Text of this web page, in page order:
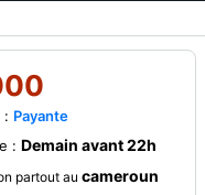
: Payante
: Demain avant 22h
partout au cameroun